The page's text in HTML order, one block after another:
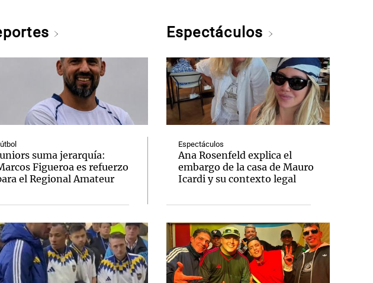
suma jerarquía:
Figueroa es refuerzo
el Regional Amateur
Espectáculos
Espectáculos
Ana Rosenfeld explica el
embargo de la casa de Mauro
Icardi y su contexto legal